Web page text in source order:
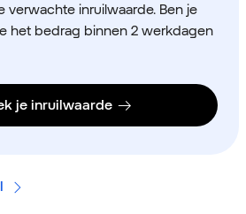
verwachte inruilwaarde. Ben je
het bedrag binnen 2 werkdagen
je inruilwaarde